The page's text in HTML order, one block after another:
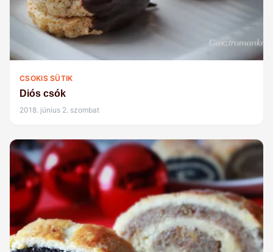
CSOKIS SÜTIK
Diós csók
2018. június 2. szombat